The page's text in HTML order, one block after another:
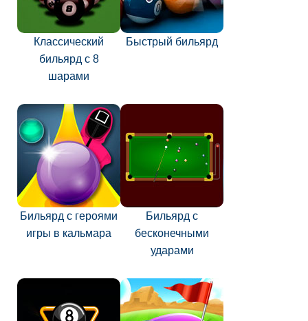
Классический
бильярд с 8
шарами
Быстрый бильярд
Бильярд с героями
игры в кальмара
Бильярд с
бесконечными
ударами